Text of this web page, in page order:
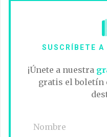
SUSCRÍBETE A
¡Únete a nuestra
gratis el boletín